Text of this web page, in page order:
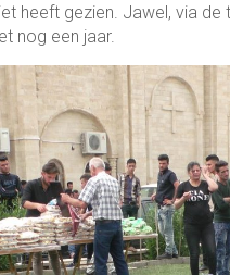
heeft gezien. Jawel, via
nog een jaar.